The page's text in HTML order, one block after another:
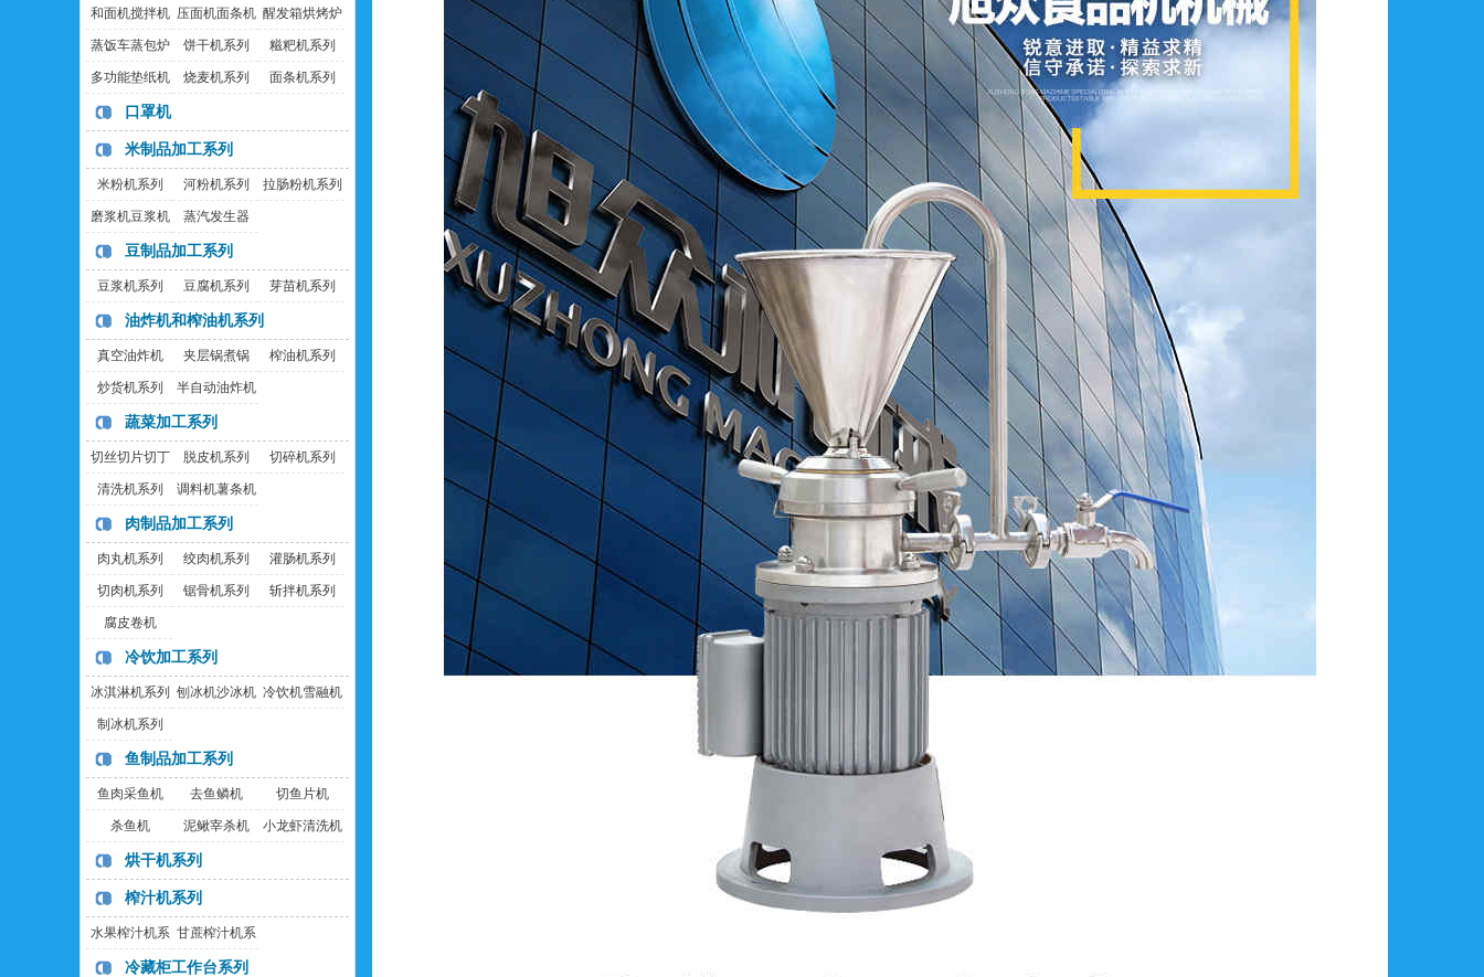
和面机搅拌机 压面机面条机 醒发箱烘烤炉
蒸饭车蒸包炉 饼干机系列 糍粑机系列
多功能垫纸机 烧麦机系列 面条机系列
口罩机
米制品加工系列
米粉机系列 河粉机系列 拉肠粉机系列
磨浆机豆浆机 蒸汽发生器
豆制品加工系列
豆浆机系列 豆腐机系列 芽苗机系列
油炸机和榨油机系列
真空油炸机 夹层锅煮锅 榨油机系列
炒货机系列 半自动油炸机
蔬菜加工系列
切丝切片切丁
机
脱皮机系列 切碎机系列
清洗机系列 调料机薯条机
肉制品加工系列
肉丸机系列 绞肉机系列 灌肠机系列
切肉机系列 锯骨机系列 斩拌机系列
腐皮卷机
冷饮加工系列
冰淇淋机系列 刨冰机沙冰机 冷饮机雪融机
制冰机系列
鱼制品加工系列
鱼肉采鱼机 去鱼鳞机 切鱼片机
杀鱼机 泥鳅宰杀机 小龙虾清洗机
烘干机系列
榨汁机系列
水果榨汁机系
列
甘蔗榨汁机系
列
冷藏柜工作台系列